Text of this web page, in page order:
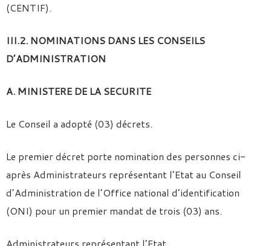
(CENTIF).
III.2. NOMINATIONS DANS LES CONSEILS
D’ADMINISTRATION
A. MINISTERE DE LA SECURITE
Le Conseil a adopté (03) décrets.
Le premier décret porte nomination des personnes ci-
après Administrateurs représentant l’Etat au Conseil
d’Administration de l’Office national d’identification
(ONI) pour un premier mandat de trois (03) ans.